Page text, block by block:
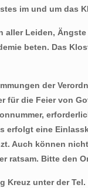
im und um das
aller Leiden,
beten. Das
der
für die Feier von
erfolgt eine
Auch können
ratsam. Bitte den
unter der Tel.